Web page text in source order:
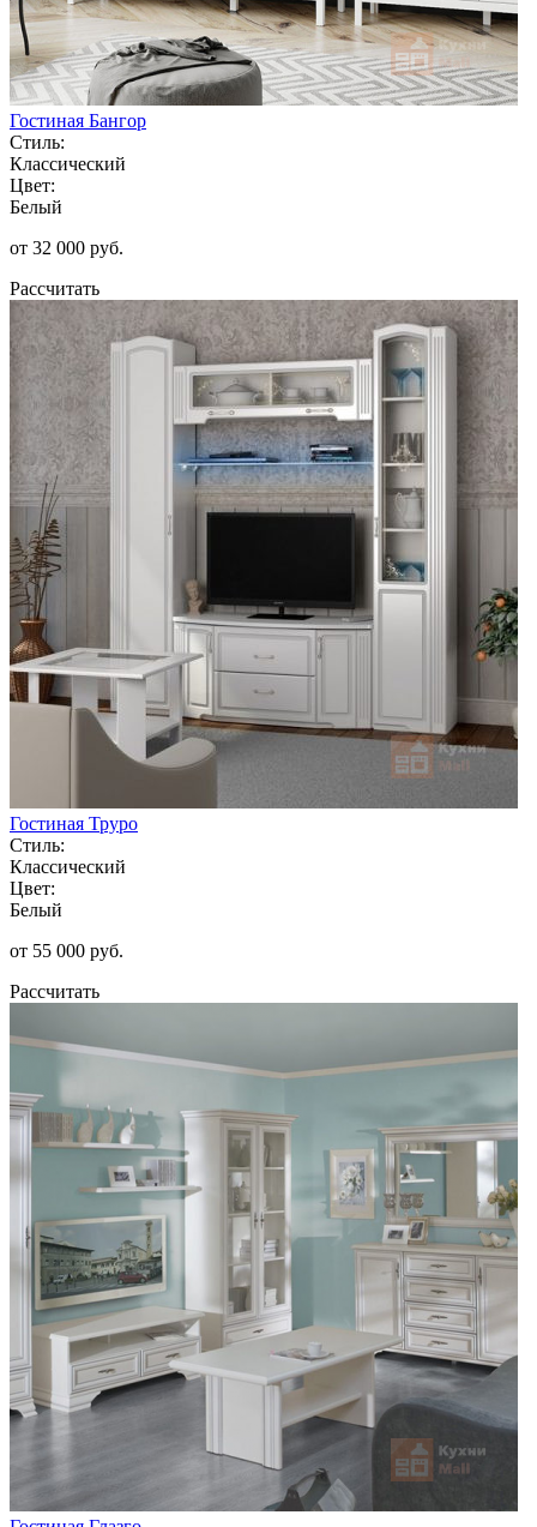
Гостиная Бангор
Стиль:
Классический
Цвет:
Белый
от 32 000 руб.
Рассчитать
Гостиная Труро
Стиль:
Классический
Цвет:
Белый
от 55 000 руб.
Рассчитать